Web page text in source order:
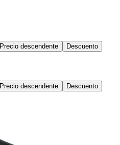
Precio descendente Descuento
Precio descendente Descuento